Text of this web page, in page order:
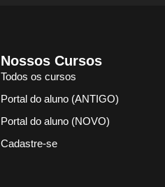
Nossos Cursos
Todos os cursos
Portal do aluno (ANTIGO)
Portal do aluno (NOVO)
Cadastre-se